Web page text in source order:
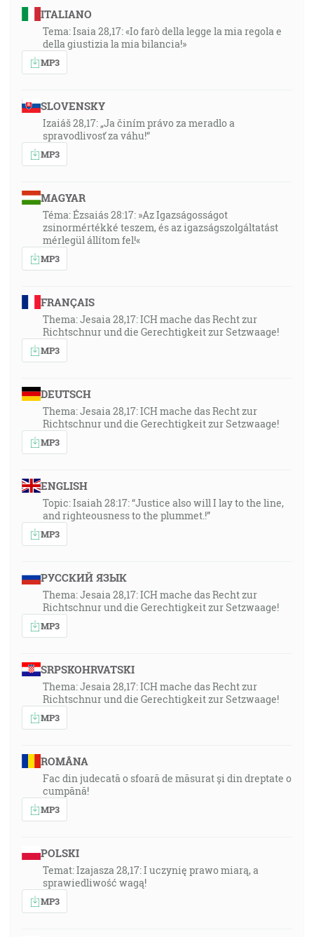
ITALIANO
Tema: Isaia 28,17: «Io farò della legge la mia regola e
della giustizia la mia bilancia!»
MP3
SLOVENSKY
Izaiáš 28,17: „Ja činím právo za meradlo a
spravodlivosť za váhu!“
MP3
MAGYAR
Téma: Ézsaiás 28:17: »Az Igazságosságot
zsinormértékké teszem, és az igazságszolgáltatást
mérlegül állítom fel!«
MP3
FRANÇAIS
Thema: Jesaia 28,17: ICH mache das Recht zur
Richtschnur und die Gerechtigkeit zur Setzwaage!
MP3
DEUTSCH
Thema: Jesaia 28,17: ICH mache das Recht zur
Richtschnur und die Gerechtigkeit zur Setzwaage!
MP3
ENGLISH
Topic: Isaiah 28:17: “Justice also will I lay to the line,
and righteousness to the plummet.!”
MP3
РУССКИЙ ЯЗЫК
Thema: Jesaia 28,17: ICH mache das Recht zur
Richtschnur und die Gerechtigkeit zur Setzwaage!
MP3
SRPSKOHRVATSKI
Thema: Jesaia 28,17: ICH mache das Recht zur
Richtschnur und die Gerechtigkeit zur Setzwaage!
MP3
ROMÂNA
Fac din judecată o sfoară de măsurat și din dreptate o
cumpănă!
MP3
POLSKI
Temat: Izajasza 28,17: I uczynię prawo miarą, a
sprawiedliwość wagą!
MP3